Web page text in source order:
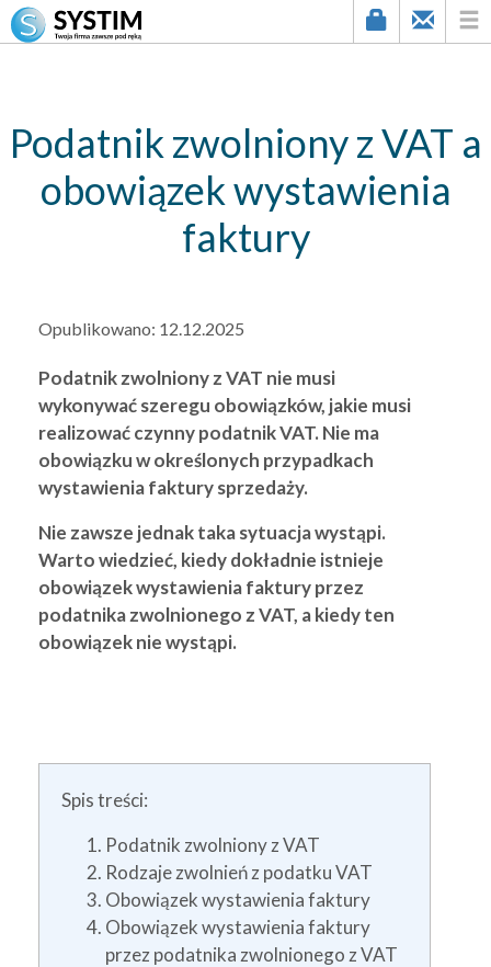
string(3) "506"
Podatnik zwolniony z VAT a
obowiązek wystawienia
faktury
Opublikowano: 12.12.2025
Podatnik zwolniony z VAT nie musi
wykonywać szeregu obowiązków, jakie musi
realizować czynny podatnik VAT. Nie ma
obowiązku w określonych przypadkach
wystawienia faktury sprzedaży.
Nie zawsze jednak taka sytuacja wystąpi.
Warto wiedzieć, kiedy dokładnie istnieje
obowiązek wystawienia faktury przez
podatnika zwolnionego z VAT, a kiedy ten
obowiązek nie wystąpi.
Spis treści:
Podatnik zwolniony z VAT
Rodzaje zwolnień z podatku VAT
Obowiązek wystawienia faktury
Obowiązek wystawienia faktury
przez podatnika zwolnionego z VAT